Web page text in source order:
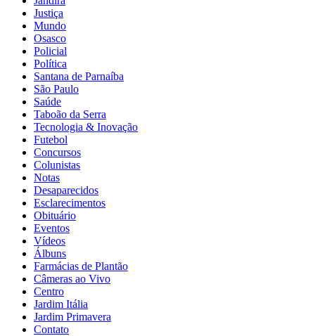
Justiça
Mundo
Osasco
Policial
Política
Santana de Parnaíba
São Paulo
Saúde
Taboão da Serra
Tecnologia & Inovação
Futebol
Concursos
Colunistas
Notas
Desaparecidos
Esclarecimentos
Obituário
Eventos
Vídeos
Álbuns
Farmácias de Plantão
Câmeras ao Vivo
Centro
Jardim Itália
Jardim Primavera
Contato